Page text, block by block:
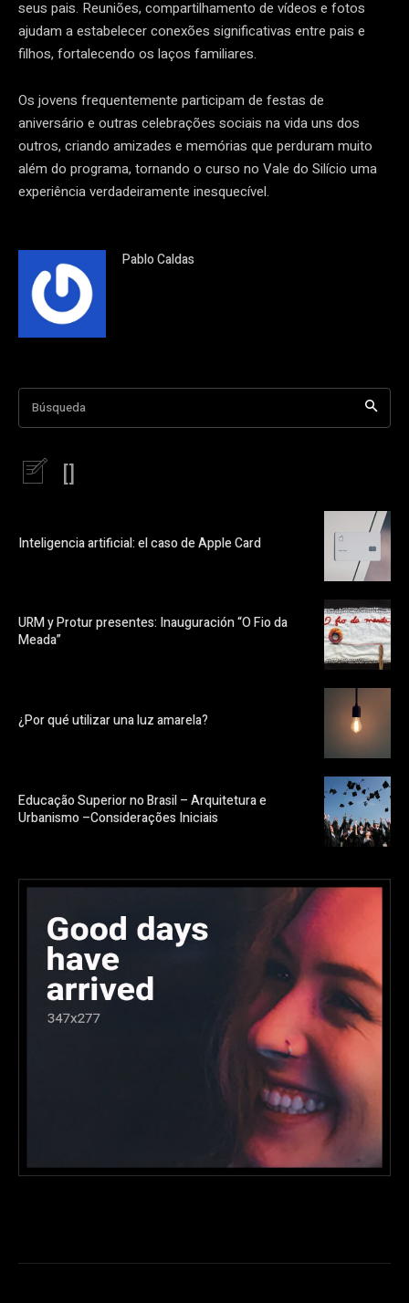
seus pais. Reuniões, compartilhamento de vídeos e fotos
ajudam a estabelecer conexões significativas entre pais e
filhos, fortalecendo os laços familiares.
Os jovens frequentemente participam de festas de
aniversário e outras celebrações sociais na vida uns dos
outros, criando amizades e memórias que perduram muito
além do programa, tornando o curso no Vale do Silício uma
experiência verdadeiramente inesquecível.
Pablo Caldas
Búsqueda
[]
Inteligencia artificial: el caso de Apple Card
URM y Protur presentes: Inauguración “O Fio da
Meada”
¿Por qué utilizar una luz amarela?
Educação Superior no Brasil – Arquitetura e
Urbanismo –Considerações Iniciais